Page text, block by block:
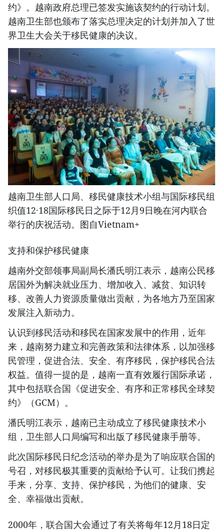
约》。越南政府总理已签发实施该契约的行动计划。
越南卫生部也颁布了落实总理决定的计划并加入了世
界卫生大会关于移民健康的决议。
越南卫生部人口局、移民健康技术小组与国际移民组
织值12·18国际移民日之际于12月9日晚在河内联合
举行的庆祝活动。图自Vietnam+
支持和保护移民健康
越南外交部领事局副局长潘氏明江表示，越南公民移
居国外为解决就业压力、增加收入、减贫、知识转
移、改善人力资源质量做出贡献，为各地方乃至国家
发展注入新动力。
认识到移民活动和移民在国家发展中的作用，近年
来，越南努力建立和完善政策和法律体系，以加强移
民管理，促进合法、安全、有序移民，保护移民合法
权益。值得一提的是，越南一直有效履行国际承诺，
其中包括联合国《促进安全、有序和正常移民全球契
约》（GCM）。
潘氏明江表示，越南已主动成立了移民健康技术小
组，卫生部人口局编写和出版了移民健康手册等。
此次国际移民日纪念活动的举办是为了响应联合国的
号召，对移民极其重要的贡献给予认可。让我们携起
手来，分享、支持、保护移民，为他们的健康、安
全、幸福做出贡献。
2000年，联合国大会通过了有关将每年12月18日定